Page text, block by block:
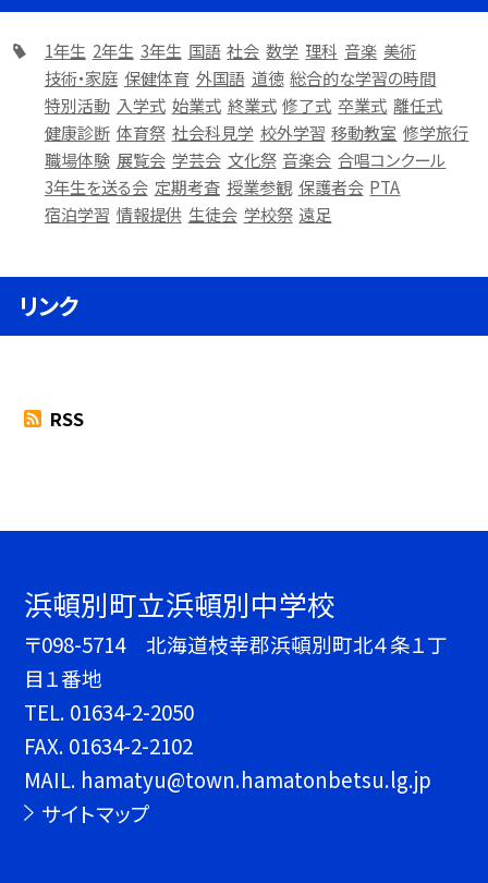
1年生 2年生 3年生 国語 社会 数学 理科 音楽 美術
技術・家庭 保健体育 外国語 道徳 総合的な学習の時間
特別活動 入学式 始業式 終業式 修了式 卒業式 離任式
健康診断 体育祭 社会科見学 校外学習 移動教室 修学旅行
職場体験 展覧会 学芸会 文化祭 音楽会 合唱コンクール
3年生を送る会 定期考査 授業参観 保護者会 PTA
宿泊学習 情報提供 生徒会 学校祭 遠足
リンク
RSS
浜頓別町立浜頓別中学校
〒098-5714 北海道枝幸郡浜頓別町北４条１丁
目１番地
TEL. 01634-2-2050
FAX. 01634-2-2102
MAIL. hamatyu@town.hamatonbetsu.lg.jp
サイトマップ